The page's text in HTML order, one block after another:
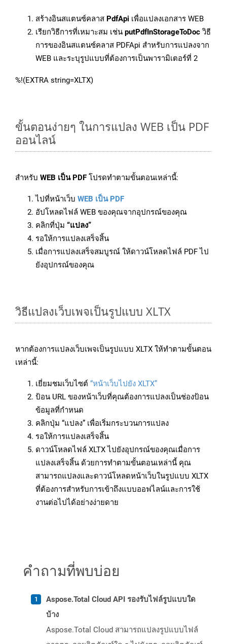
สร้างอินสแตนซ์คลาส PdfApi เพื่อแปลงเอกสาร WEB
เรียกวิธีการที่เหมาะสม เช่น putPdfInStorageToDoc วิธี
การของอินสแตนซ์คลาส PDFApi สำหรับการแปลงจาก
WEB และระบุรูปแบบที่ต้องการเป็นพารามิเตอร์ที่ 2
%!(EXTRA string=XLTX)
ขั้นตอนง่ายๆ ในการแปลง WEB เป็น PDF
ออนไลน์
สำหรับ WEB เป็น PDF โปรดทำตามขั้นตอนเหล่านี้:
ไปที่หน้าเว็บ WEB เป็น PDF
อัปโหลดไฟล์ WEB ของคุณจากอุปกรณ์ของคุณ
คลิกที่ปุ่ม “แปลง”
รอให้การแปลงเสร็จสิ้น
เมื่อการแปลงเสร็จสมบูรณ์ ให้ดาวน์โหลดไฟล์ PDF ไป
ยังอุปกรณ์ของคุณ
วิธีแปลงเว็บเพจเป็นรูปแบบ XLTX
หากต้องการแปลงเว็บเพจเป็นรูปแบบ XLTX ให้ทำตามขั้นตอน
เหล่านี้:
เยี่ยมชมเว็บไซต์ “หน้าเว็บไปยัง XLTX”
ป้อน URL ของหน้าเว็บที่คุณต้องการแปลงเป็นช่องป้อน
ข้อมูลที่กำหนด
คลิกปุ่ม “แปลง” เพื่อเริ่มกระบวนการแปลง
รอให้การแปลงเสร็จสิ้น
ดาวน์โหลดไฟล์ XLTX ไปยังอุปกรณ์ของคุณเมื่อการ
แปลงเสร็จสิ้น ด้วยการทำตามขั้นตอนเหล่านี้ คุณ
สามารถแปลงและดาวน์โหลดหน้าเว็บในรูปแบบ XLTX
ที่ต้องการสำหรับการเข้าถึงแบบออฟไลน์และการใช้
งานต่อไปได้อย่างง่ายดาย
คำถามที่พบบ่อย
Aspose.Total Cloud API รองรับไฟล์รูปแบบใด
บ้าง
Aspose.Total Cloud สามารถแปลงรูปแบบไฟล์